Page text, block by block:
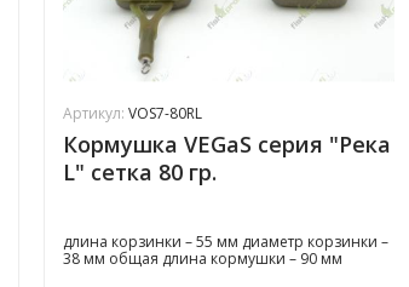
Артикул: VOS7-80RL
Кормушка VEGaS серия "Река
L" сетка 80 гр.
длина корзинки – 55 мм диаметр корзинки –
38 мм общая длина кормушки – 90 мм